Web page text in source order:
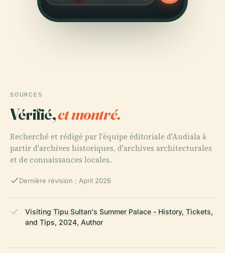
SOURCES
Vérifié,et montré.
Recherché et rédigé par l'équipe éditoriale d'Audiala à
partir d'archives historiques, d'archives architecturales
et de connaissances locales.
Dernière révision : April 2026
Visiting Tipu Sultan's Summer Palace - History, Tickets,
and Tips, 2024, Author